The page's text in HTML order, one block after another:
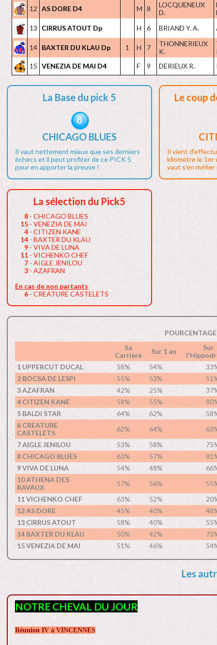
12 AS DORE D4 M 8
LOCQUENEUX
D.
13
CIRRUS ATOUT Dp H 6 BRIAND Y. A.
14 BAXTER DU KLAU Dp 1 H 7
THONNERIEUX
K.
15 VENEZIA DE MAI D4 F 9 DERIEUX R.
La Base du pick 5
8
CHICAGO BLUES
Il vaut nettement mieux que ses derniers
échecs et il peut profiter de ce PICK 5
pour en apporter la preuve !
Le coup
Il vient
kilomètre le 1er
vaut s'en méfier
La sélection du Pick5
8- CHICAGO BLUES
15- VENEZIA DE MAI
4- CITIZEN KANE
14- BAXTER DU KLAU
9- VIVA DE LUNA
11- VICHENKO CHEF
7- AIGLE JENILOU
3- AZAFRAN
En cas de non partants
6- CREATURE CASTELETS
Sa
Carrière
Sur 1 an
Sur
1 UPPERCUT DUCAL
58% 54%
2 BOCSA DE LESPI
55% 53%
3 AZAFRAN
42% 25%
4 CITIZEN KANE
58% 55%
5 BALDI STAR
64% 62%
6 CREATURE
CASTELETS
62% 64%
7 AIGLE JENILOU
53% 58%
8 CHICAGO BLUES
63% 57%
9 VIVA DE LUNA
54% 48%
10 ATHENA DES
RAVAUX
57% 56%
11 VICHENKO CHEF
63% 52%
12 AS DORE
45% 40%
13 CIRRUS ATOUT
58% 40%
14 BAXTER DU KLAU
50% 42%
15 VENEZIA DE MAI
51% 46%
Les
NOTRE CHEVAL DU JOUR
Réunion IV à VINCENNES